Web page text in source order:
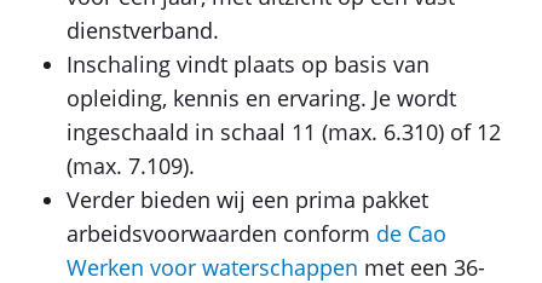
dienstverband.
Inschaling vindt plaats op basis van
opleiding, kennis en ervaring. Je wordt
ingeschaald in schaal 11 (max. 6.310) of 12
(max. 7.109).
Verder bieden wij een prima pakket
arbeidsvoorwaarden conform de Cao
Werken voor waterschappen met een 36-